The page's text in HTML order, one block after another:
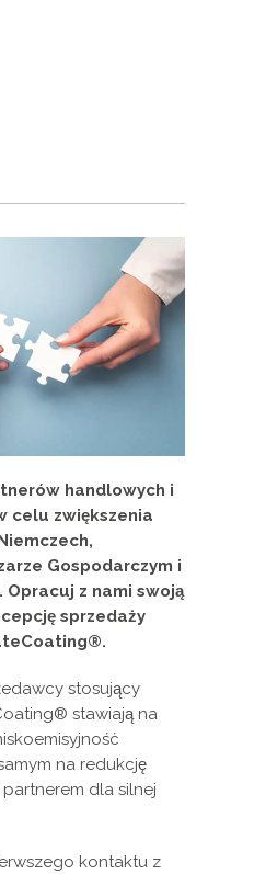
handlowych i
celu zwiększenia
Gospodarczym i
Opracuj z nami swoją
sprzedaży
stosujący
stawiają na
na redukcję
partnerem dla silnej
kontaktu z